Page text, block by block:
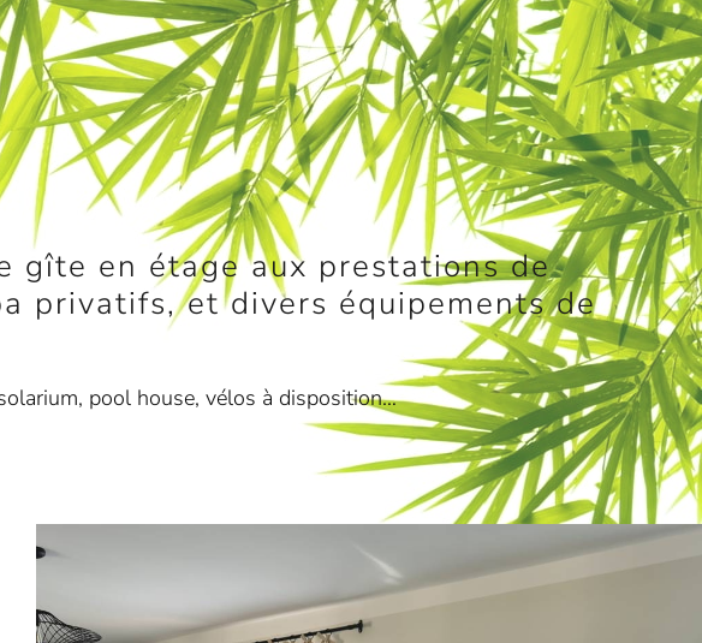
gîte en étage aux prestations de
privatifs, et divers équipements de
pool house, vélos à disposition…